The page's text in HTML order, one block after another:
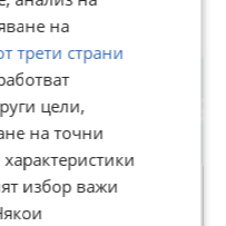
на
трети страни
цели,
на точни
избор важи